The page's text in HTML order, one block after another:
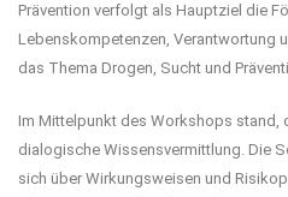
Prävention verfolgt als Hauptziel die
Lebenskompetenzen, Verantwortung
das Thema Drogen, Sucht und
Im Mittelpunkt des Workshops stand,
dialogische Wissensvermittlung. Die
sich über Wirkungsweisen und